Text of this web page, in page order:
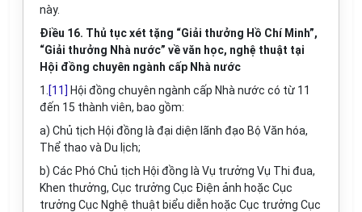
này.
Điều 16. Thủ tục xét tặng “Giải thưởng Hồ Chí Minh”,
“Giải thưởng Nhà nước” về văn học, nghệ thuật tại
Hội đồng chuyên ngành cấp Nhà nước
1. [11] Hội đồng chuyên ngành cấp Nhà nước có từ 11
đến 15 thành viên, bao gồm:
a) Chủ tịch Hội đồng là đại diện lãnh đạo Bộ Văn hóa,
Thể thao và Du lịch;
b) Các Phó Chủ tịch Hội đồng là Vụ trưởng Vụ Thi đua,
Khen thưởng, Cục trưởng Cục Điện ảnh hoặc Cục
trưởng Cục Nghệ thuật biểu diễn hoặc Cục trưởng Cục